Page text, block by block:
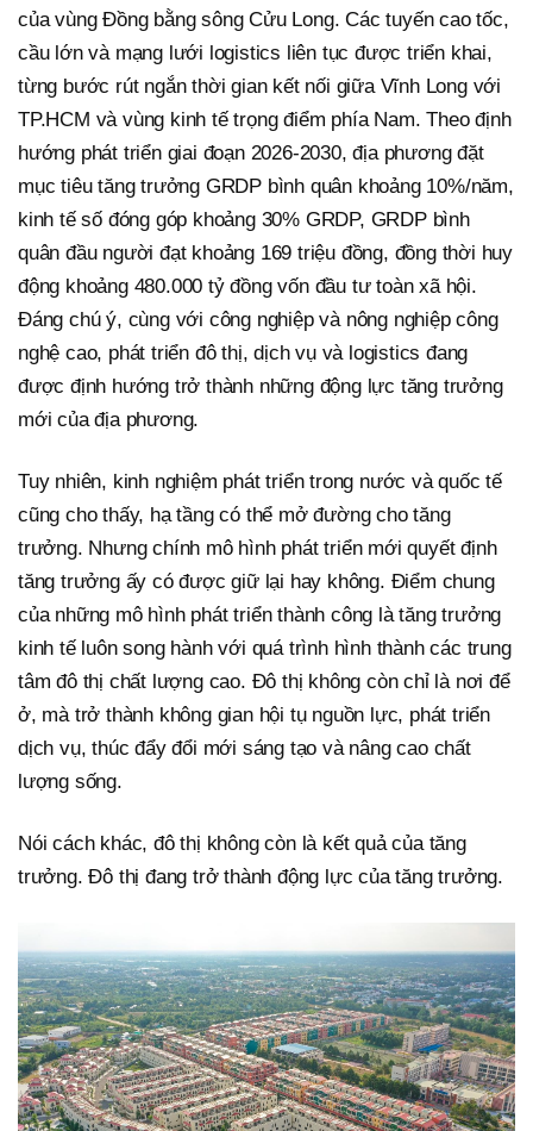
của vùng Đồng bằng sông Cửu Long. Các tuyến cao tốc,
cầu lớn và mạng lưới logistics liên tục được triển khai,
từng bước rút ngắn thời gian kết nối giữa Vĩnh Long với
TP.HCM và vùng kinh tế trọng điểm phía Nam. Theo định
hướng phát triển giai đoạn 2026-2030, địa phương đặt
mục tiêu tăng trưởng GRDP bình quân khoảng 10%/năm,
kinh tế số đóng góp khoảng 30% GRDP, GRDP bình
quân đầu người đạt khoảng 169 triệu đồng, đồng thời huy
động khoảng 480.000 tỷ đồng vốn đầu tư toàn xã hội.
Đáng chú ý, cùng với công nghiệp và nông nghiệp công
nghệ cao, phát triển đô thị, dịch vụ và logistics đang
được định hướng trở thành những động lực tăng trưởng
mới của địa phương.
Tuy nhiên, kinh nghiệm phát triển trong nước và quốc tế
cũng cho thấy, hạ tầng có thể mở đường cho tăng
trưởng. Nhưng chính mô hình phát triển mới quyết định
tăng trưởng ấy có được giữ lại hay không. Điểm chung
của những mô hình phát triển thành công là tăng trưởng
kinh tế luôn song hành với quá trình hình thành các trung
tâm đô thị chất lượng cao. Đô thị không còn chỉ là nơi để
ở, mà trở thành không gian hội tụ nguồn lực, phát triển
dịch vụ, thúc đẩy đổi mới sáng tạo và nâng cao chất
lượng sống.
Nói cách khác, đô thị không còn là kết quả của tăng
trưởng. Đô thị đang trở thành động lực của tăng trưởng.